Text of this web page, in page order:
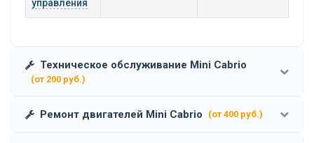
управления
Техническое обслуживание Mini Cabrio
(от 200 руб.)
Ремонт двигателей Mini Cabrio (от 400 руб.)